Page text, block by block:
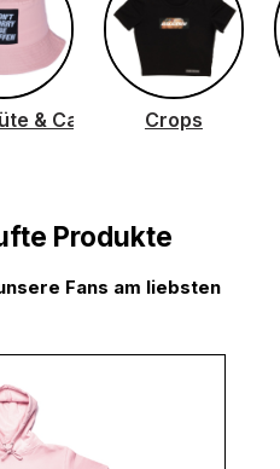
& Caps & Mützen
Crops
Produkte
Fans am liebsten